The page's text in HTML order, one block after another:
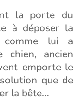
la porte du
à déposer la
lui a
chien, ancien
emporte le
que de
la bête…